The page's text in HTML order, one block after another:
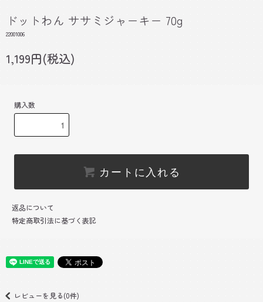
ドットわん ササミジャーキー 70g
22001006
1,199円(税込)
購入数
カートに入れる
返品について
特定商取引法に基づく表記
レビューを見る(0件)